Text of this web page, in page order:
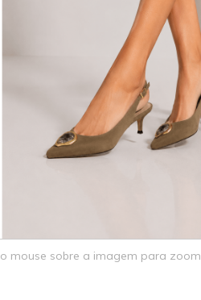
mouse sobre a imagem para zoom